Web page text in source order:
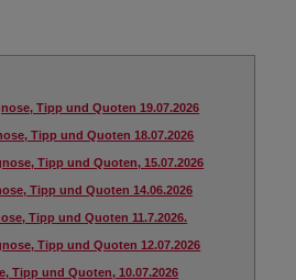
Tipp und Quoten 19.07.2026
Tipp und Quoten 18.07.2026
Tipp und Quoten, 15.07.2026
Tipp und Quoten 14.06.2026
Tipp und Quoten 11.7.2026.
Tipp und Quoten 12.07.2026
Tipp und Quoten, 10.07.2026